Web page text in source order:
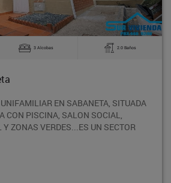
Arriendo
120 m2 3 Alcobas
Sabaneta, Sabaneta
APARTAMENTO EN ARRIENDO CON EN
SECTOR TRANQUILO SEGURO Y
CON UNA VISTA INCREIBLE DE TODA LA